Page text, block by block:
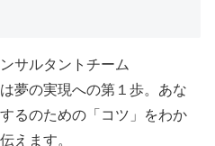
サルタントチーム
夢の実現への第１歩。あな
るのための「コツ」をわか
えます。